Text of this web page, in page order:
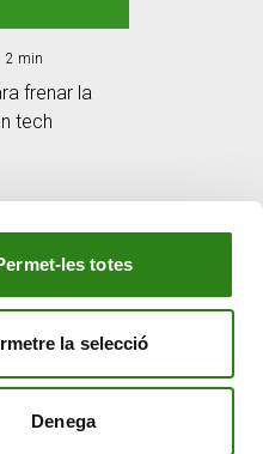
les totes
la selecció
Denega
2 min
frenar la
tech
EE. UU.